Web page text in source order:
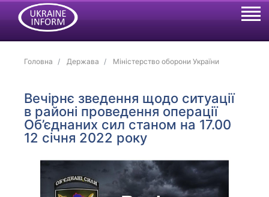
Головна Держава Міністерство оборони України
Вечірнє зведення щодо ситуації
в районі проведення операції
Об’єднаних сил станом на 17.00
12 січня 2022 року